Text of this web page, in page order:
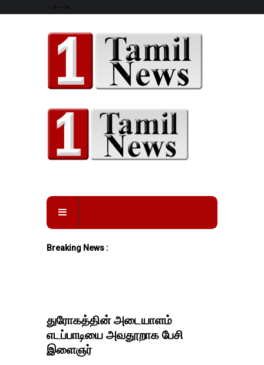
--> -->
Breaking News :
துரோகத்தின் அடையாளம்
எடப்பாடியை அவதூறாக பேசி
இளைஞர்